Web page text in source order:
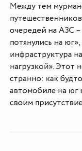
Между тем
очередей на АЗС
потянулись на
инфраструктура
нагрузкой». Этот
странно: как
автомобиле на юг
своим